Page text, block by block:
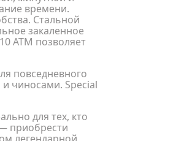
времени.
Стальной
закаленное
АТМ позволяет
повседневного
чиносами. Special
для тех, кто
приобрести